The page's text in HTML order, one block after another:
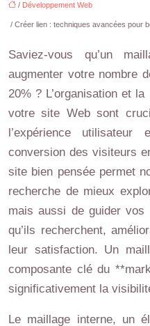
/ Développement Web
/ Créer lien : techniques avancées pour
Saviez-vous qu’un
augmenter votre nombre
20% ? L’organisation et
votre site Web sont
l’expérience
conversion des visiteurs
site bien pensée permet
recherche de mieux
mais aussi de guider vos
qu’ils recherchent,
leur satisfaction. Un
composante clé du
significativement la
Le maillage interne, un